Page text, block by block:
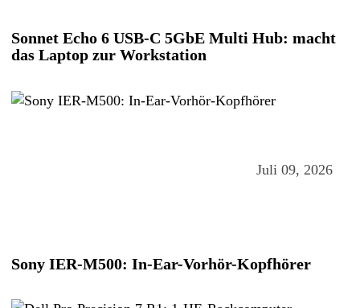
Sonnet Echo 6 USB-C 5GbE Multi Hub: macht
das Laptop zur Workstation
Juli 09, 2026
Sony IER-M500: In-Ear-Vorhör-Kopfhörer